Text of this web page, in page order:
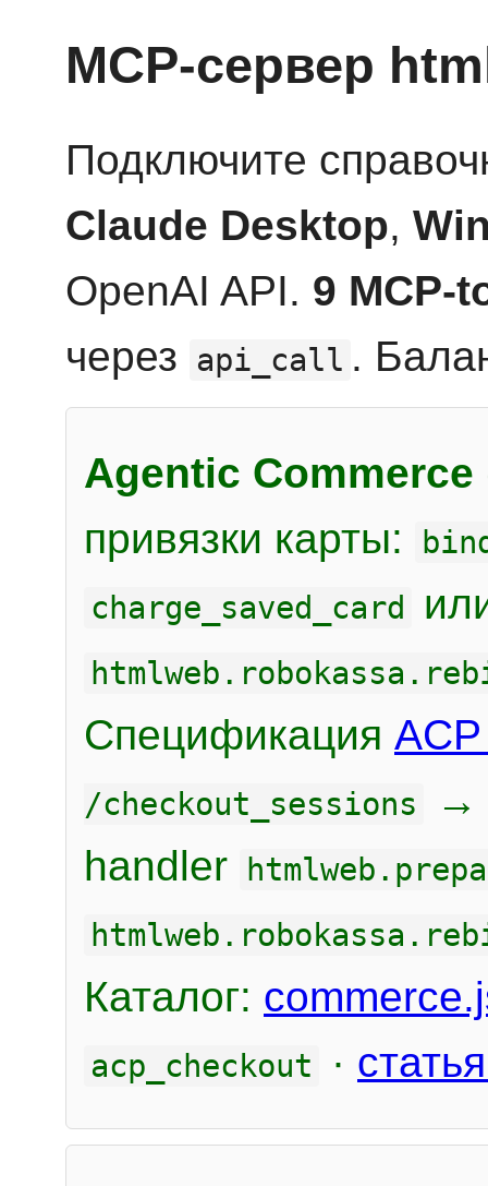
MCP-сервер
Подключите
Claude Desktop,
OpenAI API. 9 MCP-
через api_call .
Agentic Commerce
привязки карты:
charge_saved_card
Спецификация
/checkout_sessions
handler
Каталог:
acp_checkout ·